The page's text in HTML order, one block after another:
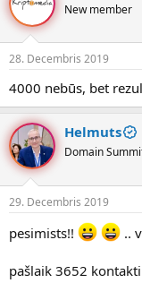
New member
28. Decembris 2019
4000 nebūs, bet
Helmuts
Domain
29. Decembris 2019
pesimists!! ..
pašlaik 3652